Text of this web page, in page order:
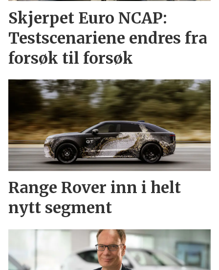
Skjerpet Euro NCAP:
Testscenariene endres fra
forsøk til forsøk
Range Rover inn i helt
nytt segment